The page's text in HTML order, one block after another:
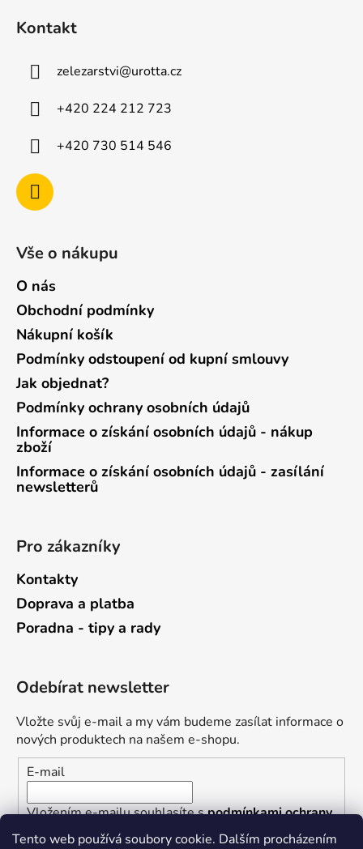
Tento web používá soubory cookie. Dalším procházením
Kontakt
zelezarstvi@urotta.cz
+420 224 212 723
+420 730 514 546
Vše o nákupu
O nás
Obchodní podmínky
Nákupní košík
Podmínky odstoupení od kupní smlouvy
Jak objednat?
Podmínky ochrany osobních údajů
Informace o získání osobních údajů - nákup
zboží
Informace o získání osobních údajů - zasílání
newsletterů
Pro zákazníky
Kontakty
Doprava a platba
Poradna - tipy a rady
Odebírat newsletter
Vložte svůj e-mail a my vám budeme zasílat informace o
nových produktech na našem e-shopu.
E-mail
Vložením e-mailu souhlasíte spodmínkami ochrany
osobních údajů